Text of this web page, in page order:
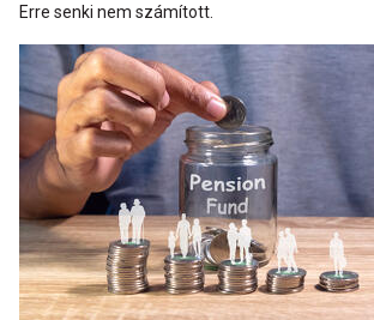
Erre senki nem számított.